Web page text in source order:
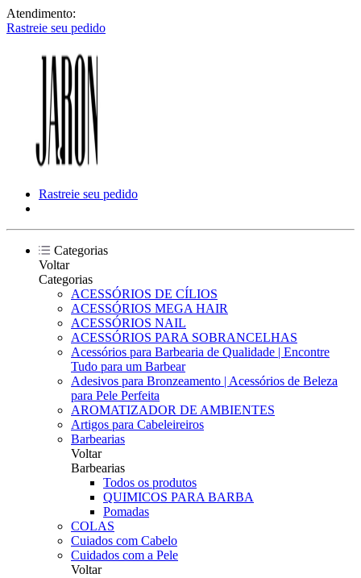
Atendimento:
Rastreie seu pedido
Rastreie seu pedido
Categorias
Voltar
Categorias
ACESSÓRIOS DE CÍLIOS
ACESSÓRIOS MEGA HAIR
ACESSÓRIOS NAIL
ACESSÓRIOS PARA SOBRANCELHAS
Acessórios para Barbearia de Qualidade | Encontre
Tudo para um Barbear
Adesivos para Bronzeamento | Acessórios de Beleza
para Pele Perfeita
AROMATIZADOR DE AMBIENTES
Artigos para Cabeleireiros
Barbearias
Voltar
Barbearias
Todos os produtos
QUIMICOS PARA BARBA
Pomadas
COLAS
Cuiados com Cabelo
Cuidados com a Pele
Voltar